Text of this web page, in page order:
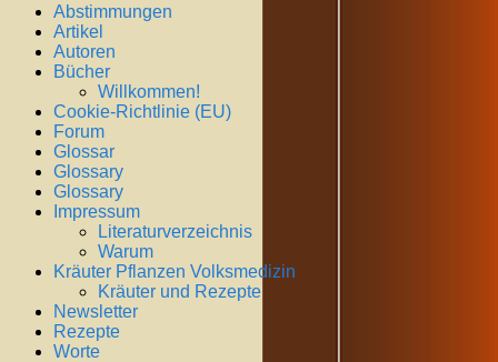
Abstimmungen
Artikel
Autoren
Bücher
Willkommen!
Cookie-Richtlinie (EU)
Forum
Glossar
Glossary
Glossary
Impressum
Literaturverzeichnis
Warum
Kräuter Pflanzen Volksmedizin
Kräuter und Rezepte
Newsletter
Rezepte
Worte